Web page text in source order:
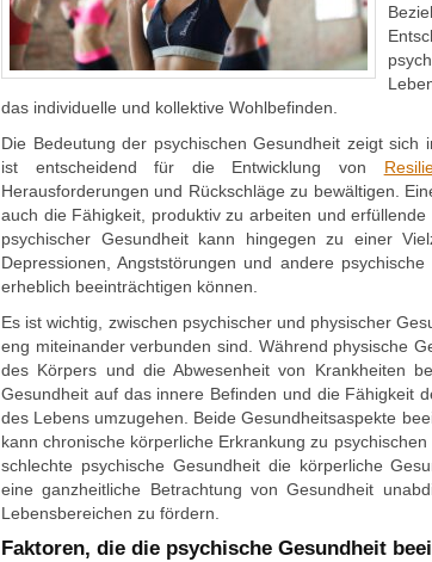
das individuelle und kollektive Wohlbefinden.
Die Bedeutung der psychischen Gesundheit zeigt sich
ist entscheidend für die Entwicklung von
Herausforderungen und Rückschläge zu bewältigen.
auch die Fähigkeit, produktiv zu arbeiten und
psychischer Gesundheit kann hingegen zu einer
Depressionen, Angststörungen und andere
erheblich beeinträchtigen können.
Es ist wichtig, zwischen psychischer und physischer
eng miteinander verbunden sind. Während physische
des Körpers und die Abwesenheit von Krankheiten
Gesundheit auf das innere Befinden und die Fähigkeit
des Lebens umzugehen. Beide Gesundheitsaspekte
kann chronische körperliche Erkrankung zu
schlechte psychische Gesundheit die körperliche
eine ganzheitliche Betrachtung von Gesundheit
Lebensbereichen zu fördern.
Faktoren, die die psychische Gesundheit